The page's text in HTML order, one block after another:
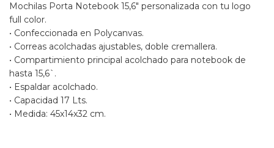
Mochilas Porta Notebook 15,6" personalizada con tu logo
full color.
• Confeccionada en Polycanvas.
• Correas acolchadas ajustables, doble cremallera.
• Compartimiento principal acolchado para notebook de
hasta 15,6`.
• Espaldar acolchado.
• Capacidad 17 Lts.
• Medida: 45x14x32 cm.